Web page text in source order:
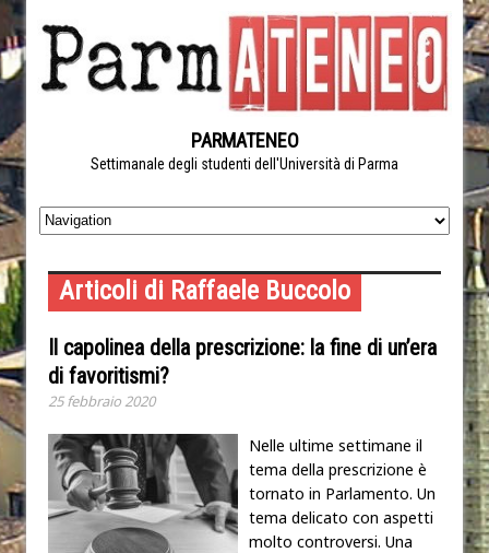
PARMATENEO
Settimanale degli studenti dell'Università di Parma
Articoli di Raffaele Buccolo
Il capolinea della prescrizione: la fine di un’era
di favoritismi?
25 febbraio 2020
Nelle ultime settimane il
tema della prescrizione è
tornato in Parlamento. Un
tema delicato con aspetti
molto controversi. Una